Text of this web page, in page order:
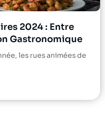
2024 : Entre
Gastronomique
les rues animées de